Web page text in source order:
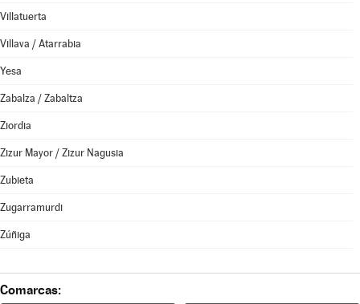
Villatuerta
Villava / Atarrabia
Yesa
Zabalza / Zabaltza
Ziordia
Zizur Mayor / Zizur Nagusia
Zubieta
Zugarramurdi
Zúñiga
Comarcas: